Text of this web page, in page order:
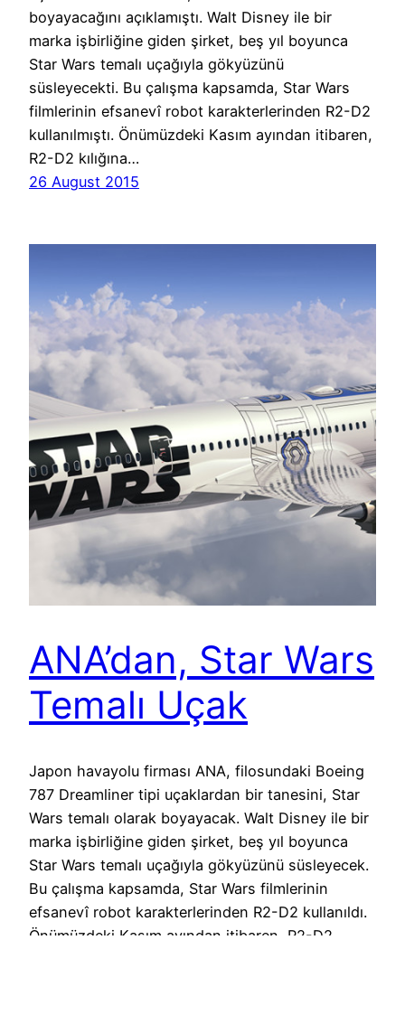
boyayacağını açıklamıştı. Walt Disney ile bir
marka işbirliğine giden şirket, beş yıl boyunca
Star Wars temalı uçağıyla gökyüzünü
süsleyecekti. Bu çalışma kapsamda, Star Wars
filmlerinin efsanevî robot karakterlerinden R2-D2
kullanılmıştı. Önümüzdeki Kasım ayından itibaren,
R2-D2 kılığına…
26 August 2015
ANA’dan, Star Wars
Temalı Uçak
Japon havayolu firması ANA, filosundaki Boeing
787 Dreamliner tipi uçaklardan bir tanesini, Star
Wars temalı olarak boyayacak. Walt Disney ile bir
marka işbirliğine giden şirket, beş yıl boyunca
Star Wars temalı uçağıyla gökyüzünü süsleyecek.
Bu çalışma kapsamda, Star Wars filmlerinin
efsanevî robot karakterlerinden R2-D2 kullanıldı.
Önümüzdeki Kasım ayından itibaren, R2-D2